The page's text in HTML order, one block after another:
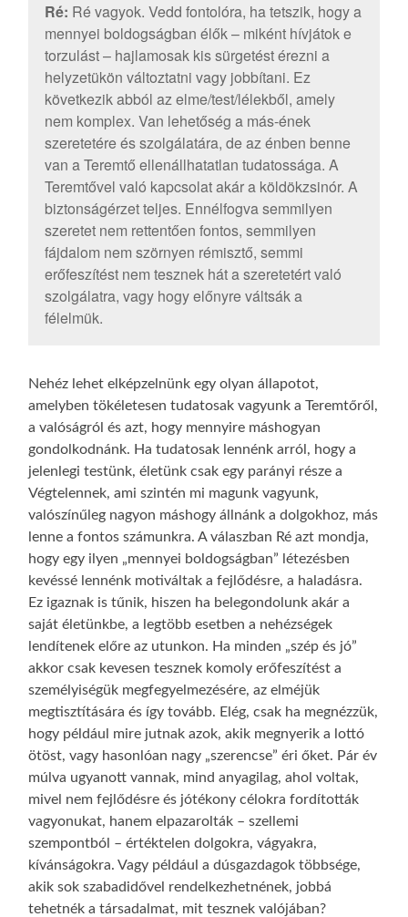
Ré: Ré vagyok. Vedd fontolóra, ha tetszik, hogy a
mennyei boldogságban élők – miként hívjátok e
torzulást – hajlamosak kis sürgetést érezni a
helyzetükön változtatni vagy jobbítani. Ez
következik abból az elme/test/lélekből, amely
nem komplex. Van lehetőség a más-ének
szeretetére és szolgálatára, de az énben benne
van a Teremtő ellenállhatatlan tudatossága. A
Teremtővel való kapcsolat akár a köldökzsinór. A
biztonságérzet teljes. Ennélfogva semmilyen
szeretet nem rettentően fontos, semmilyen
fájdalom nem szörnyen rémisztő, semmi
erőfeszítést nem tesznek hát a szeretetért való
szolgálatra, vagy hogy előnyre váltsák a
félelmük.
Nehéz lehet elképzelnünk egy olyan állapotot,
amelyben tökéletesen tudatosak vagyunk a Teremtőről,
a valóságról és azt, hogy mennyire máshogyan
gondolkodnánk. Ha tudatosak lennénk arról, hogy a
jelenlegi testünk, életünk csak egy parányi része a
Végtelennek, ami szintén mi magunk vagyunk,
valószínűleg nagyon máshogy állnánk a dolgokhoz, más
lenne a fontos számunkra. A válaszban Ré azt mondja,
hogy egy ilyen „mennyei boldogságban” létezésben
kevéssé lennénk motiváltak a fejlődésre, a haladásra.
Ez igaznak is tűnik, hiszen ha belegondolunk akár a
saját életünkbe, a legtöbb esetben a nehézségek
lendítenek előre az utunkon. Ha minden „szép és jó”
akkor csak kevesen tesznek komoly erőfeszítést a
személyiségük megfegyelmezésére, az elméjük
megtisztítására és így tovább. Elég, csak ha megnézzük,
hogy például mire jutnak azok, akik megnyerik a lottó
ötöst, vagy hasonlóan nagy „szerencse” éri őket. Pár év
múlva ugyanott vannak, mind anyagilag, ahol voltak,
mivel nem fejlődésre és jótékony célokra fordították
vagyonukat, hanem elpazarolták – szellemi
szempontból – értéktelen dolgokra, vágyakra,
kívánságokra. Vagy például a dúsgazdagok többsége,
akik sok szabadidővel rendelkezhetnének, jobbá
tehetnék a társadalmat, mit tesznek valójában?